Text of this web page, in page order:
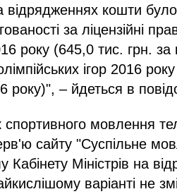
відрядженнях кошти
за ліцензійні
року (645,0 тис. грн.
ігор 2016
року)", – йдеться в
спортивного мовлення
сайту "Суспільне
Кабінету Міністрів на
варіанті не